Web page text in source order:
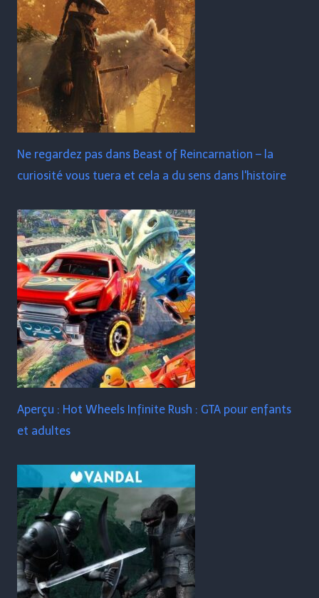
Ne regardez pas dans Beast of Reincarnation – la
curiosité vous tuera et cela a du sens dans l'histoire
Aperçu : Hot Wheels Infinite Rush : GTA pour enfants
et adultes